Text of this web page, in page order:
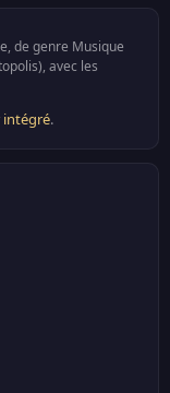
de genre Musique
avec les
intégré.